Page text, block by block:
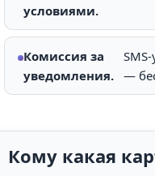
условиями.
Комиссия за
уведомления.
—
Кому какая